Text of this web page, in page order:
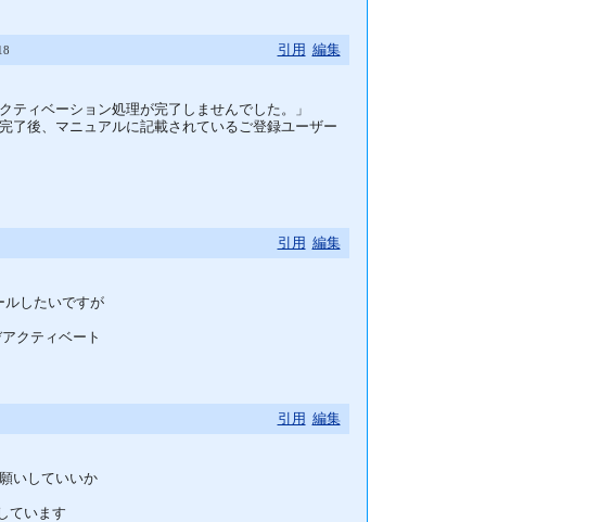
引用 編集
ティベーション処理が完了しませんでした。」
了後、マニュアルに記載されているご登録ユーザー
引用 編集
ルしたいですが
クティベート
引用 編集
いしていいか
ています